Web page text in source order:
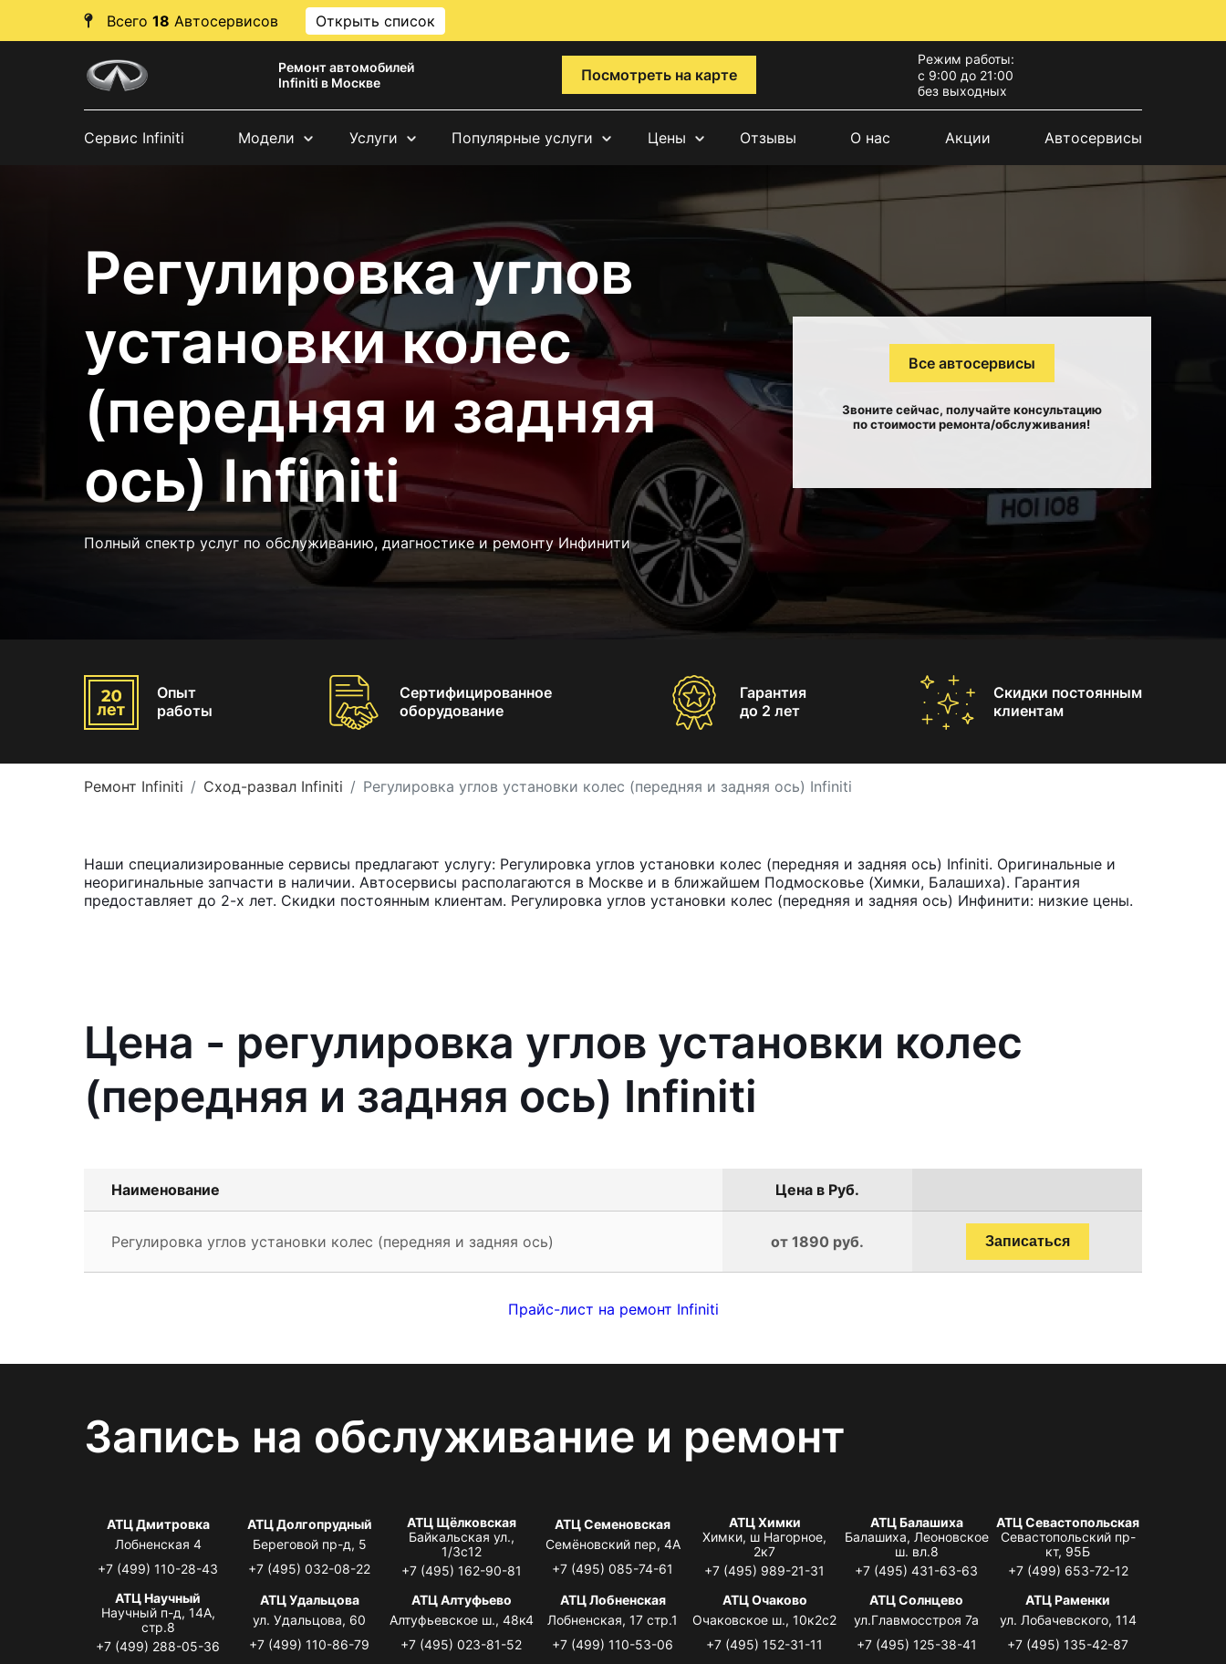
Всего 18 Автосервисов Открыть список
Ремонт автомобилей
Infiniti в Москве
Посмотреть на карте
Режим работы:
с 9:00 до 21:00
без выходных
Сервис Infiniti Модели Услуги Популярные услуги Цены Отзывы О нас Акции Автосервисы
Регулировка углов
установки колес
(передняя и задняя
ось) Infiniti
Полный спектр услуг по обслуживанию, диагностике и ремонту Инфинити
Все автосервисы
Звоните сейчас, получайте консультацию
по стоимости ремонта/обслуживания!
Опыт
работы
Сертифицированное
оборудование
Гарантия
до 2 лет
Скидки постоянным
клиентам
Ремонт Infiniti Сход-развал Infiniti Регулировка углов установки колес (передняя и задняя ось) Infiniti
Наши специализированные сервисы предлагают услугу: Регулировка углов установки колес (передняя и задняя ось) Infiniti. Оригинальные и
неоригинальные запчасти в наличии. Автосервисы располагаются в Москве и в ближайшем Подмосковье (Химки, Балашиха). Гарантия
предоставляет до 2-х лет. Скидки постоянным клиентам. Регулировка углов установки колес (передняя и задняя ось) Инфинити: низкие цены.
Цена - регулировка углов установки колес
(передняя и задняя ось) Infiniti
Наименование Цена в Руб.
Регулировка углов установки колес (передняя и задняя ось) от 1890 руб. Записаться
Прайс-лист на ремонт Infiniti
Запись на обслуживание и ремонт
АТЦ Дмитровка
Лобненская 4
+7 (499) 110-28-43
АТЦ Долгопрудный
Береговой пр-д, 5
+7 (495) 032-08-22
АТЦ Щёлковская
Байкальская ул.,
1/3с12
+7 (495) 162-90-81
АТЦ Семеновская
Семёновский пер, 4А
+7 (495) 085-74-61
АТЦ Химки
Химки, ш Нагорное,
2к7
+7 (495) 989-21-31
АТЦ Балашиха
Балашиха, Леоновское
ш. вл.8
+7 (495) 431-63-63
АТЦ Севастопольская
Севастопольский пр-
кт, 95Б
+7 (499) 653-72-12
АТЦ Научный
Научный п-д, 14А,
стр.8
+7 (499) 288-05-36
АТЦ Удальцова
ул. Удальцова, 60
+7 (499) 110-86-79
АТЦ Алтуфьево
Алтуфьевское ш., 48к4
+7 (495) 023-81-52
АТЦ Лобненская
Лобненская, 17 стр.1
+7 (499) 110-53-06
АТЦ Очаково
Очаковское ш., 10к2с2
+7 (495) 152-31-11
АТЦ Солнцево
ул.Главмосстроя 7а
+7 (495) 125-38-41
АТЦ Раменки
ул. Лобачевского, 114
+7 (495) 135-42-87